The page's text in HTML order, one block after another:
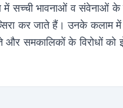
में सच्ची भावनाओं व संवेनाओं के
कर जाते हैं। उनके कलाम में
और समकालिकों के विरोधों